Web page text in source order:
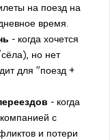
на поезд на
время.
- когда хочется
но нет
для "поезд +
- когда
с
и потери